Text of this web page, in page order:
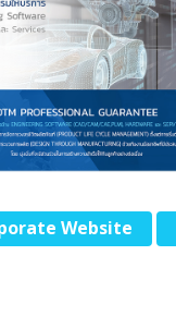
Website